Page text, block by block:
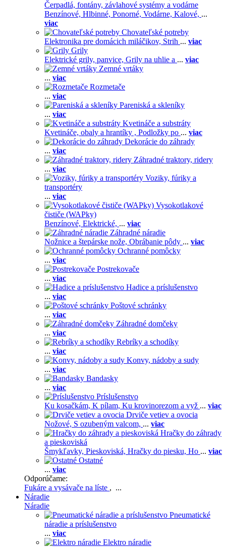
Čerpadlá, fontány, závlahové systémy a vodárne
Benzínové, Hlbinné, Ponorné, Vodárne, Kalové, ...
viac
Chovateľské potreby
Elektronika pre domácich miláčikov, Strih ... viac
Grily
Elektrické grily, panvice, Grily na uhlie a ... viac
Zemné vrtáky
... viac
Rozmetače
... viac
Pareniská a skleníky
... viac
Kvetináče a substráty
Kvetináče, obaly a hrantíky , Podložky po ... viac
Dekorácie do záhrady
... viac
Záhradné traktory, ridery
... viac
Voziky, fúriky a
transportéry
... viac
Vysokotlakové
čističe (WAPky)
Benzínové, Elektrické, ... viac
Záhradné náradie
Nožnice a štepárske nože, Obrábanie pôdy ... viac
Ochranné pomôcky
... viac
Postrekovače
... viac
Hadice a príslušenstvo
... viac
Poštové schránky
... viac
Záhradné domčeky
... viac
Rebríky a schodíky
... viac
Konvy, nádoby a sudy
... viac
Bandasky
... viac
Príslušenstvo
Ku kosačkám, K pílam, Ku krovinorezom a vyž ... viac
Drviče vetiev a ovocia
Nožové, S ozubeným valcom, ... viac
Hračky do záhrady
a pieskoviská
Šmykľavky, Pieskoviská, Hračky do piesku, Ho ... viac
Ostatné
... viac
Odporúčame:
Fukáre a vysávače na líste , ...
Náradie
Náradie
Pneumatické
náradie a príslušenstvo
... viac
Elektro náradie